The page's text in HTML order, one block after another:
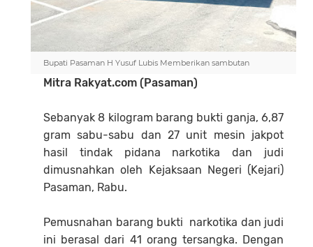
Bupati Pasaman H Yusuf Lubis Memberikan sambutan
Mitra Rakyat.com (Pasaman)
Sebanyak 8 kilogram barang bukti ganja, 6,87
gram sabu-sabu dan 27 unit mesin jakpot
hasil tindak pidana narkotika dan judi
dimusnahkan oleh Kejaksaan Negeri (Kejari)
Pasaman, Rabu.
Pemusnahan barang bukti narkotika dan judi
ini berasal dari 41 orang tersangka. Dengan